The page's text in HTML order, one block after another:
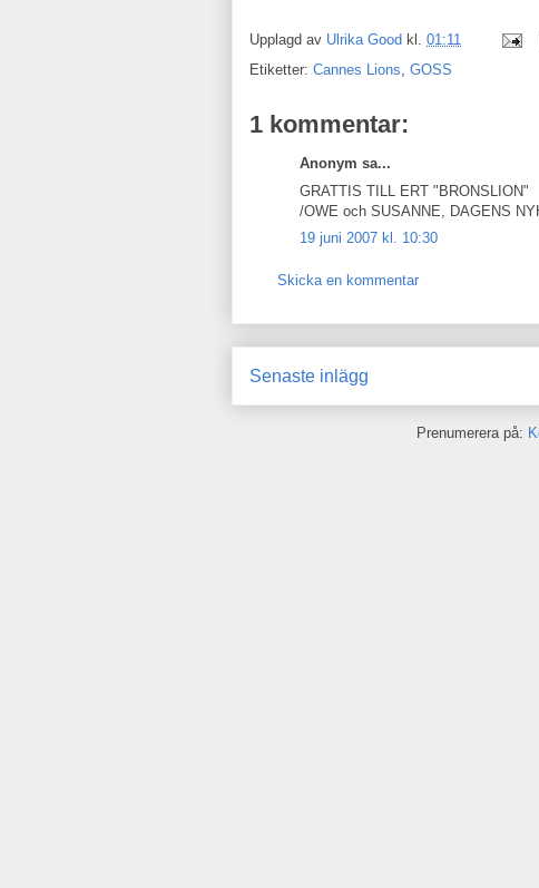
Upplagd av Ulrika Good kl. 01:11
Etiketter: Cannes Lions, GOSS
1 kommentar:
Anonym sa...
GRATTIS TILL ERT "BRONSLION"
/OWE och SUSANNE, DAGENS
19 juni 2007 kl. 10:30
Skicka en kommentar
Senaste inlägg
Prenumerera på: